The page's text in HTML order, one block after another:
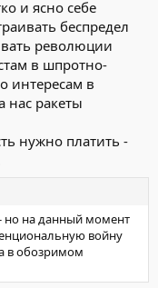
и ясно себе
беспредел
революции
в шпротно-
интересам в
нас ракеты
нужно платить -
но на данный момент
войну
в обозримом